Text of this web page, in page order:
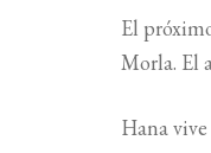
El
Morla. El
Hana